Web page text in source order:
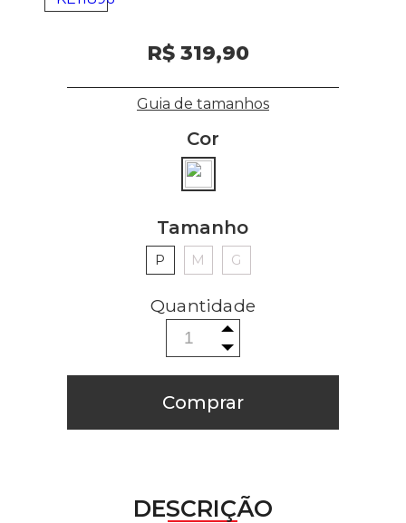
R$ 319,90
Guia de tamanhos
Cor
Tamanho
P M G
Comprar
DESCRIÇÃO